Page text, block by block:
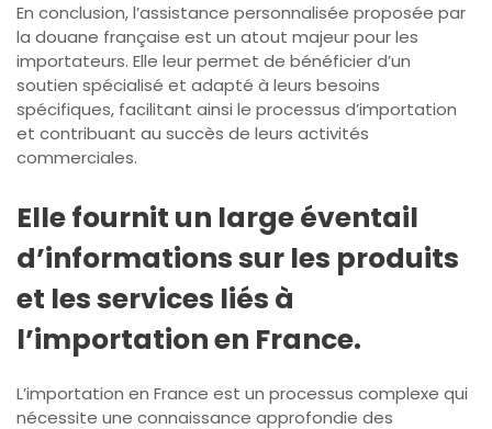
En conclusion, l’assistance personnalisée proposée par
la douane française est un atout majeur pour les
importateurs. Elle leur permet de bénéficier d’un
soutien spécialisé et adapté à leurs besoins
spécifiques, facilitant ainsi le processus d’importation
et contribuant au succès de leurs activités
commerciales.
Elle fournit un large éventail
d’informations sur les produits
et les services liés à
l’importation en France.
L’importation en France est un processus complexe qui
nécessite une connaissance approfondie des